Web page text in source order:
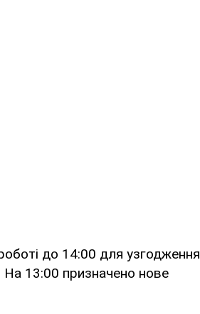
до 14:00 для узгодження
На 13:00 призначено нове